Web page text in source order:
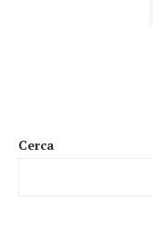
Cerca